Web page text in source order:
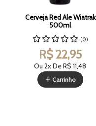
Cerveja Red Ale Wiatrak
500ml
(0)
R$ 22,95
Ou 2x DeR$ 11,48
Carrinho